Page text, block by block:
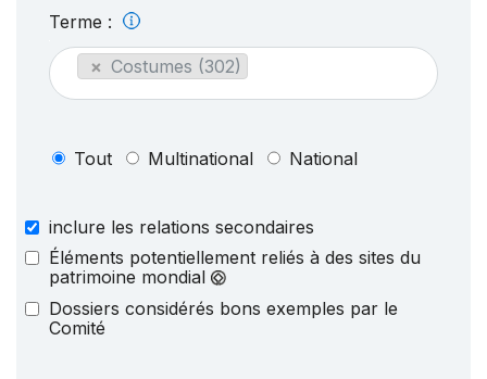
Terme :
× Costumes (302)
Tout Multinational National
inclure les relations secondaires
Éléments potentiellement reliés à des sites du
patrimoine mondial
Dossiers considérés bons exemples par le
Comité